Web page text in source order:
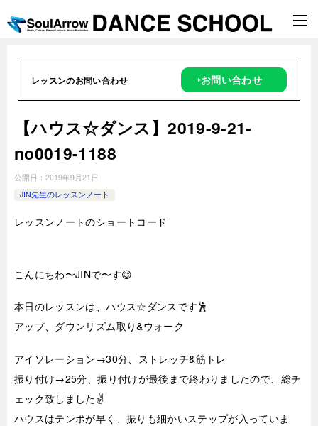
レッスンのお問い合わせ ‣お問い合わせ
【ハウス☆ダンス】2019-9-21-
no0019-1188
公開日： 2019年9月21日
JIN先生のレッスンノート
レッスンノートのショートコード
こんにちわ〜JINで〜す😊
本日のレッスンは、ハウス☆ダンスです🕺
アップ、ダウンリズム取り&ウォーク
アイソレーション→30分、ストレッチ&筋トレ
振り付け→25分、振り付けが最後まで終わりましたので、総チ
ェック致しました✌️
ハウスはテンポが早く、振りも細かいステップが入っていま